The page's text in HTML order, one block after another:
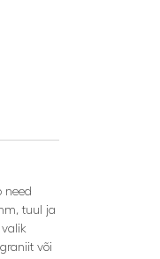
need
tuul ja
valik
või